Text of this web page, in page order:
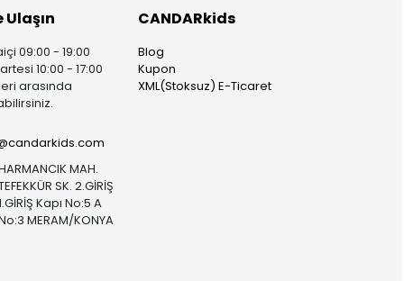
Ulaşın
09:00 - 19:00
10:00 - 17:00
arasında
MAH.
SK. 2.GİRİŞ
Kapı No:5 A
MERAM/KONYA
CANDARkids
Blog
Kupon
XML(Stoksuz) E-Ticaret